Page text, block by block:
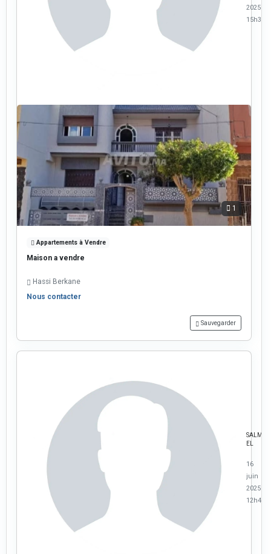
2025 à
15h33
1
Appartements à Vendre
Maison a vendre
Hassi Berkane
Nous contacter
Sauvegarder
SALMA
EL
16
juin
2025 à
12h45